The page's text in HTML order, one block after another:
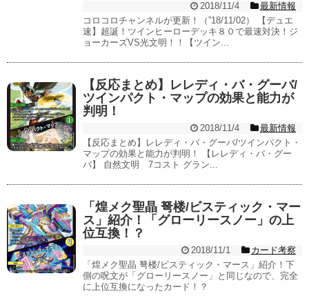
2018/11/4
最新情報
コロコロチャンネルが更新！（”18/11/02） 【デュエ
速】超誕！ツインヒーローデッキ８０で最速対決！ジ
ョーカーズVS光文明！！【ツイン...
【反応まとめ】レレディ・バ・グーバ/
ツインパクト・マップの効果と能力が
判明！
2018/11/4
最新情報
【反応まとめ】レレディ・バ・グーバ/ツインパクト・
マップの効果と能力が判明！ 【レレディ・バ・グー
バ】 自然文明 7コスト グラン...
「煌メク聖晶 弩楼/ビスティック・マー
ス」紹介！「グローリースノー」の上
位互換！？
2018/11/1
カード考察
「煌メク聖晶 弩楼/ビスティック・マース」紹介！下
側の呪文が「グローリースノー」と同じなので、完全
に上位互換になったカード！？